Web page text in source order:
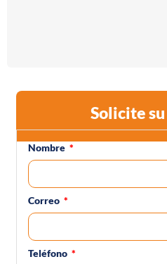
Solicite
Nombre
Correo
Teléfono